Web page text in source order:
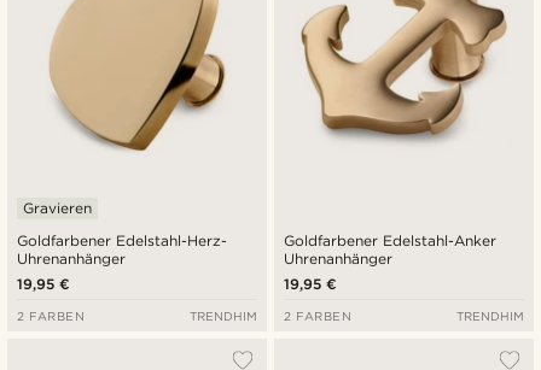
Goldfarbener Edelstahl-Herz-
Uhrenanhänger
Gravieren
19,95 €
2 FARBEN TRENDHIM
Goldfarbener Edelstahl-Anker
Uhrenanhänger
19,95 €
2 FARBEN TRENDHIM